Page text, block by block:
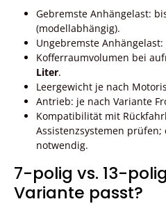
Gebremste Anhängelast:
(modellabhängig).
Ungebremste Anhängelast:
Kofferraumvolumen bei
Liter.
Leergewicht je nach
Antrieb: je nach Variante
Kompatibilität mit
Assistenzsystemen
notwendig.
7-polig vs. 13-
Variante passt?